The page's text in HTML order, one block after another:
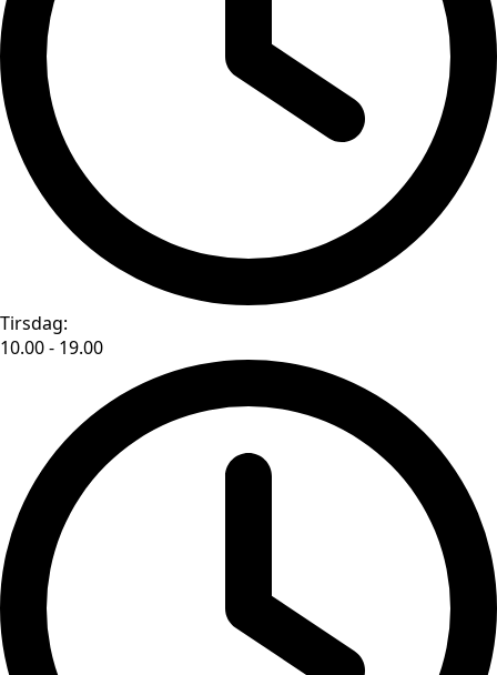
Tirsdag:
10.00 - 19.00